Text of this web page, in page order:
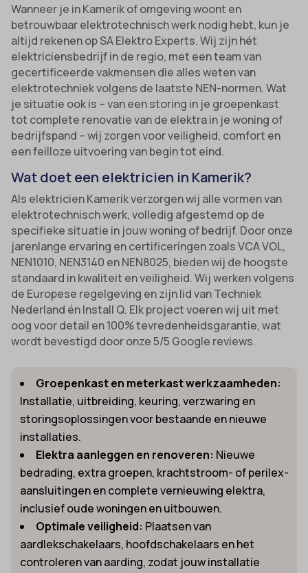
Wanneer je in Kamerik of omgeving woont en
betrouwbaar elektrotechnisch werk nodig hebt, kun je
altijd rekenen op SA Elektro Experts. Wij zijn hét
elektriciensbedrijf in de regio, met een team van
gecertificeerde vakmensen die alles weten van
elektrotechniek volgens de laatste NEN-normen. Wat
je situatie ook is – van een storing in je groepenkast
tot complete renovatie van de elektra in je woning of
bedrijfspand – wij zorgen voor veiligheid, comfort en
een feilloze uitvoering van begin tot eind.
Wat doet een elektricien in Kamerik?
Als elektricien Kamerik verzorgen wij alle vormen van
elektrotechnisch werk, volledig afgestemd op de
specifieke situatie in jouw woning of bedrijf. Door onze
jarenlange ervaring en certificeringen zoals VCA VOL,
NEN1010, NEN3140 en NEN8025, bieden wij de hoogste
standaard in kwaliteit en veiligheid. Wij werken volgens
de Europese regelgeving en zijn lid van Techniek
Nederland én Install Q. Elk project voeren wij uit met
oog voor detail en 100% tevredenheidsgarantie, wat
wordt bevestigd door onze 5/5 Google reviews.
Groepenkast en meterkast werkzaamheden:
Installatie, uitbreiding, keuring, verzwaring en
storingsoplossingen voor bestaande en nieuwe
installaties.
Elektra aanleggen en renoveren: Nieuwe
bedrading, extra groepen, krachtstroom- of perilex-
aansluitingen en complete vernieuwing elektra,
inclusief oude woningen en uitbouwen.
Optimale veiligheid: Plaatsen van
aardlekschakelaars, hoofdschakelaars en het
controleren van aarding, zodat jouw installatie